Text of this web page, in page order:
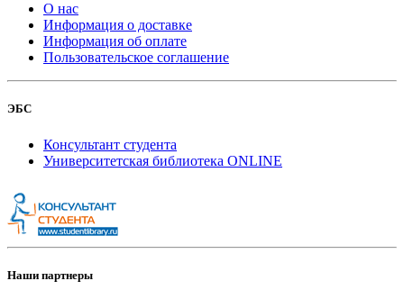
О нас
Информация о доставке
Информация об оплате
Пользовательское соглашение
ЭБС
Консультант студента
Университетская библиотека ONLINE
Наши партнеры